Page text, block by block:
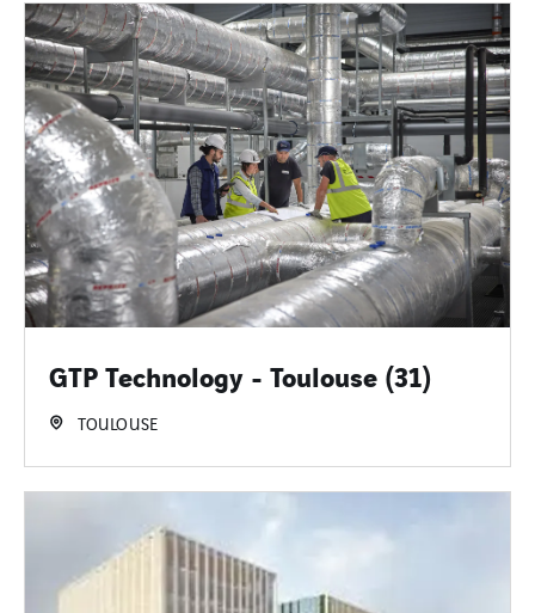
GTP Technology - Toulouse (31)
TOULOUSE